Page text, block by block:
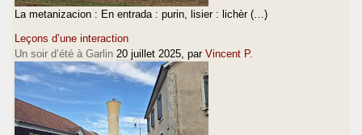
La metanizacion : En entrada : purin, lisier : lichèr (…)
Leçons d’une interaction
Un soir d’été à Garlin 20 juillet 2025 , par Vincent P.